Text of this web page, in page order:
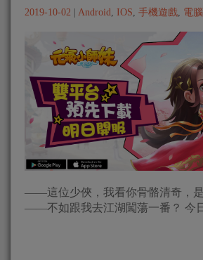
2019-10-02 Android, IOS, 手機遊戲, 電
——這位少俠，我看你骨骼清奇，是
——不如跟我去江湖闖蕩一番？ 今